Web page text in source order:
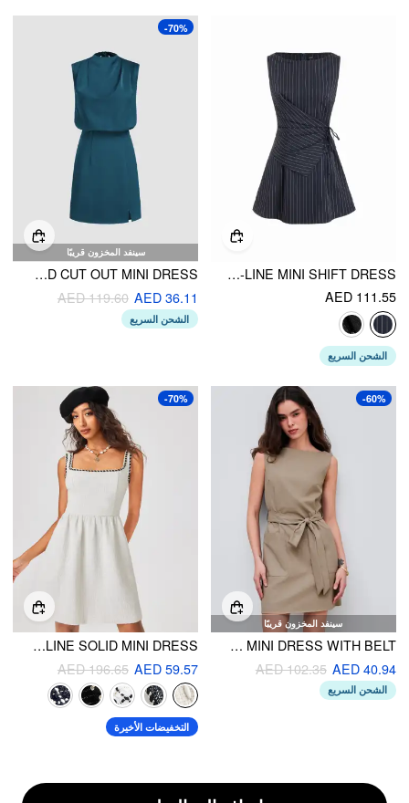
STRIPE BOAT NECK ASYMMETRICAL RUCHED A-LINE MINI SHIFT DRESS
AED 111.55
الشحن السريع
سينفد المخزون قريبًا
-70%
WOVEN STAND COLLAR KNOTTED CUT OUT MINI DRESS
AED 36.11
AED 119.60
الشحن السريع
سينفد المخزون قريبًا
-60%
LINEN-BLEND BOAT NECK SOLID SLEEVELESS MINI DRESS WITH BELT
AED 40.94
AED 102.35
الشحن السريع
-70%
TWEED U-NECKLINE SOLID MINI DRESS
AED 59.57
AED 196.65
التخفيضات الأخيرة